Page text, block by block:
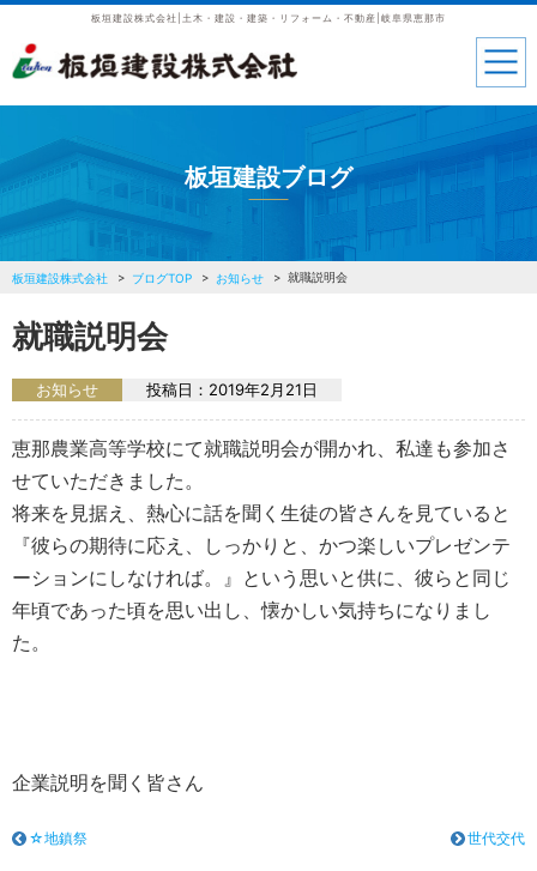
板垣建設株式会社|土木・建設・建築・リフォーム・不動産|岐阜県恵那市
板垣建設ブログ
板垣建設株式会社 ブログTOP お知らせ 就職説明会
就職説明会
お知らせ 投稿日： 2019年2月21日
恵那農業高等学校にて就職説明会が開かれ、私達も参加さ
せていただきました。
将来を見据え、熱心に話を聞く生徒の皆さんを見ていると
『彼らの期待に応え、しっかりと、かつ楽しいプレゼンテ
ーションにしなければ。』という思いと供に、彼らと同じ
年頃であった頃を思い出し、懐かしい気持ちになりまし
た。
企業説明を聞く皆さん
☆地鎮祭 世代交代